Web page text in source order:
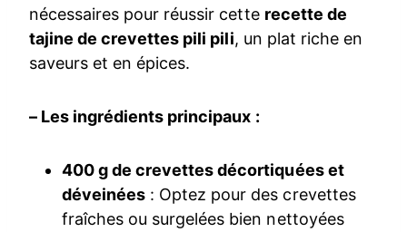
nécessaires pour réussir cette recette de
tajine de crevettes pili pili, un plat riche en
saveurs et en épices.
– Les ingrédients principaux :
400 g de crevettes décortiquées et
déveinées : Optez pour des crevettes
fraîches ou surgelées bien nettoyées